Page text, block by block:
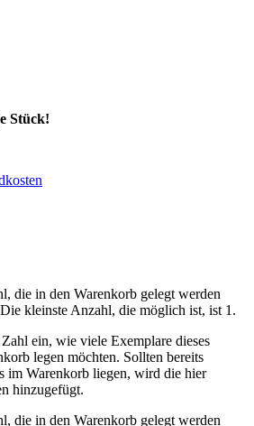
Stück!
die in den Warenkorb gelegt werden
kleinste Anzahl, die möglich ist, ist 1.
ein, wie viele Exemplare dieses
legen möchten. Sollten bereits
im Warenkorb liegen, wird die hier
hinzugefügt.
die in den Warenkorb gelegt werden